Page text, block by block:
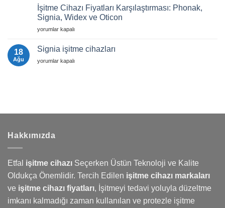
SGK
Destek
Rehberi
2025
|
İşitme
Cihazları
ile
ilgili
Sık
Sorulan
için
İşitme Cihazı Fiyatları Karşılaştırması: Phonak,
Signia, Widex ve Oticon
İşitme
Fiyatları
Karşılaştırması:
Phonak,
yorumlar kapalı
18
Ağu
Signia işitme cihazları
Signia
yorumlar kapalı
Hakkımızda
Etfal işitme cihazı Seçerken Üstün Teknoloji ve Kalite
Oldukça Önemlidir. Tercih Edilen işitme cihazı markaları
ve işitme cihazı fiyatları, İşitmeyi tedavi yoluyla düzeltme
imkanı kalmadığı zaman kullanılan ve protezle işitme